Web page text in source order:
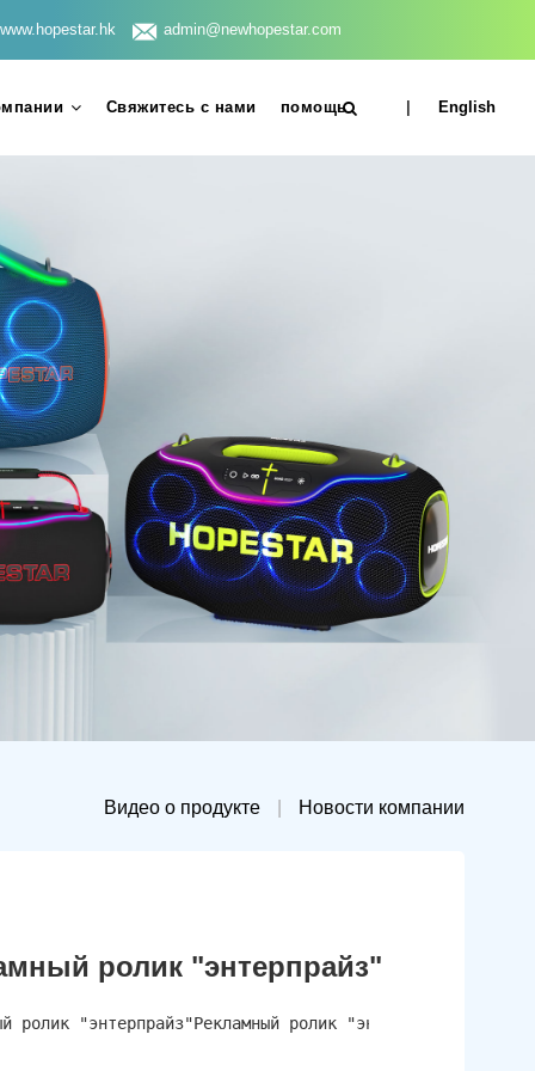
www.hopestar.hk admin@newhopestar.com
Свяжитесь с нами помощь English
Видео о продукте Новости компании
ролик "энтерпрайз"
ролик "энтерпрайз"Рекламный ролик "энтерпрайз"